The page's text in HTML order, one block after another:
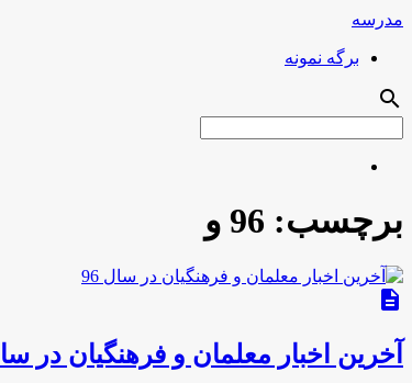
مدرسه
برگه نمونه
search
برچسب: 96 و
description
آخرین اخبار معلمان و فرهنگیان در سال